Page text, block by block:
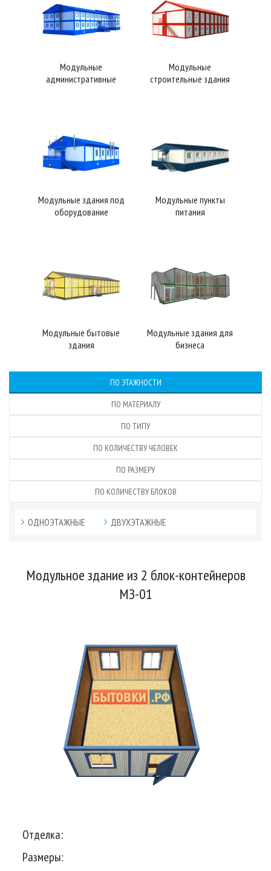
Модульные
административные
Модульные
строительные здания
Модульные здания под
оборудование
Модульные пункты
питания
Модульные бытовые
здания
Модульные здания для
бизнеса
ПО ЭТАЖНОСТИ
ПО МАТЕРИАЛУ
ПО ТИПУ
ПО КОЛИЧЕСТВУ ЧЕЛОВЕК
ПО РАЗМЕРУ
ПО КОЛИЧЕСТВУ БЛОКОВ
ОДНОЭТАЖНЫЕ ДВУХЭТАЖНЫЕ
Модульное здание из 2 блок-контейнеров
МЗ-01
Отделка:
Размеры: